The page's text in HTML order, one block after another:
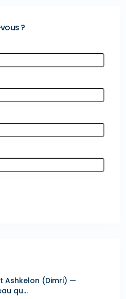
?
Ashkelon (Dimri) —
qu...